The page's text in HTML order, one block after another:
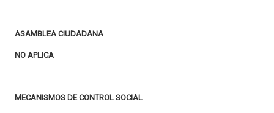
ASAMBLEA CIUDADANA
NO APLICA
MECANISMOS DE CONTROL SOCIAL